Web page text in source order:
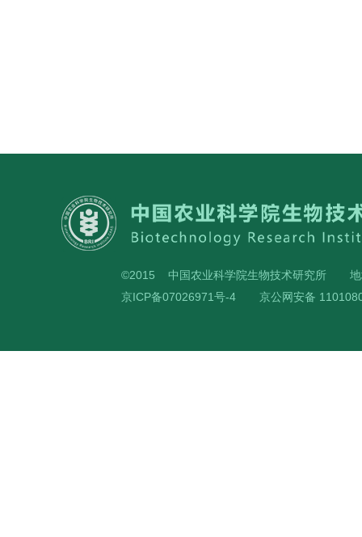
©2015 中国农业科学院生物技术研究所
京ICP备07026971号-4
京公网安备